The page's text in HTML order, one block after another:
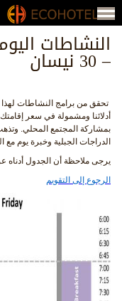
– 30 نيسان
تحقق من برامج النشاطات لهذا
أدلائنا ومشمولة في سعر
بمشاركة المجتمع المحلي.
الدراجات الجبلية وخبرة يوم مع
يرجى ملاحظة أن الجدول أدناه
الرجوع إلى التقويم